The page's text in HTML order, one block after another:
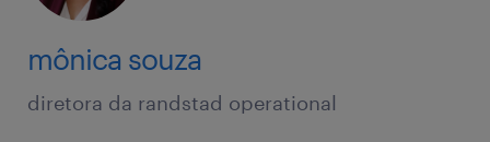
mônica souza
diretora da randstad operational